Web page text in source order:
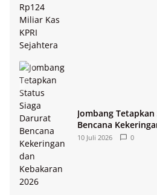
Jombang
Bencana
10 Juli 2026 0